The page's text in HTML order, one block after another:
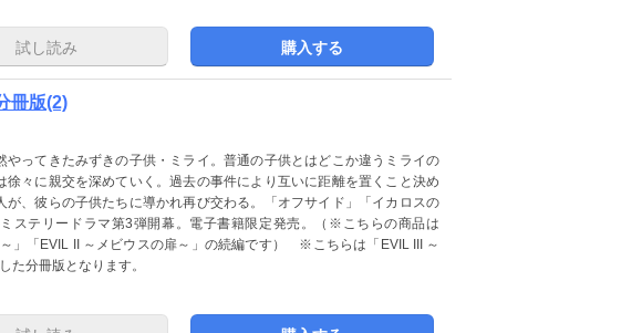
試し読み 購入する
冊版(2)
やってきたみずきの子供・ミライ。普通の子供とはどこか違うミライの
徐々に親交を深めていく。過去の事件により互いに距離を置くこと決め
が、彼らの子供たちに導かれ再び交わる。「オフサイド」「イカロスの
ステリードラマ第3弾開幕。電子書籍限定発売。（※こちらの商品は
～」「EVIL II ～メビウスの扉～」の続編です） ※こちらは「EVIL III ～
た分冊版となります。